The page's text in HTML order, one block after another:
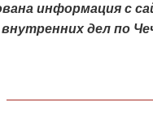
информация с
внутренних дел по